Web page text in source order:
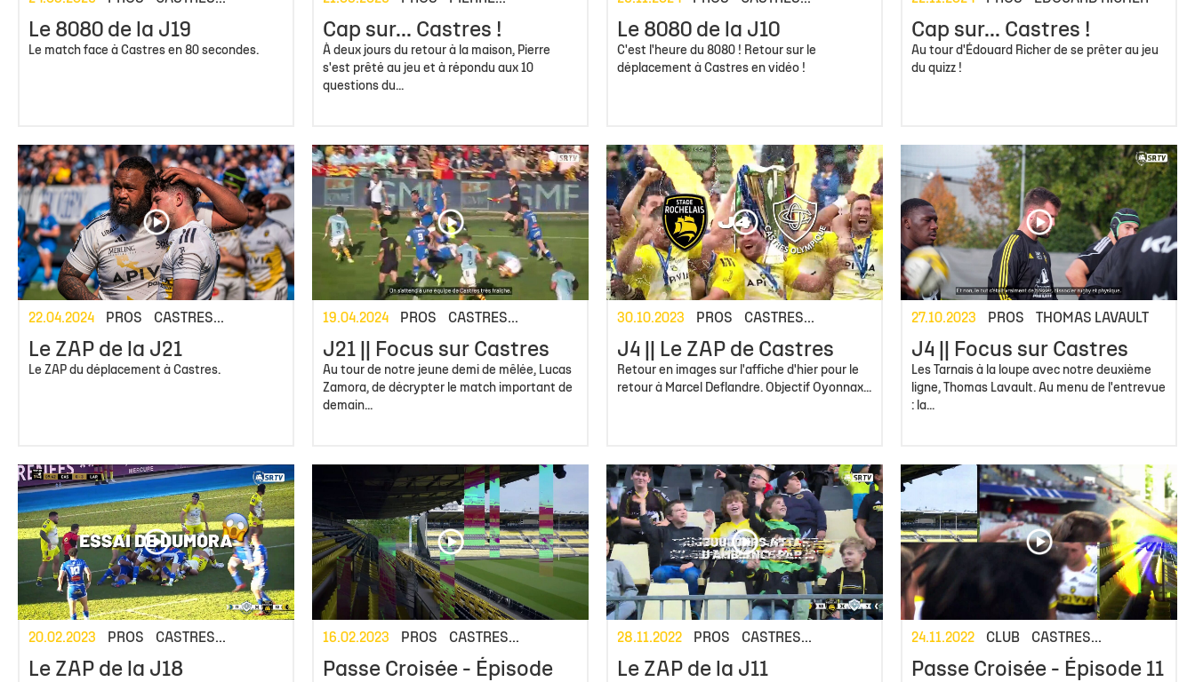
Le 8080 de la J19
Le match face à Castres en 80 secondes.
Cap sur... Castres !
À deux jours du retour à la maison, Pierre
s'est prêté au jeu et à répondu aux 10
questions du...
Le 8080 de la J10
C'est l'heure du 8080 ! Retour sur le
déplacement à Castres en vidéo !
Cap sur... Castres !
Au tour d'Édouard Richer de se prêter au jeu
du quizz !
22.04.2024 PROS CASTRES...
Le ZAP de la J21
Le ZAP du déplacement à Castres.
19.04.2024 PROS CASTRES...
J21 || Focus sur Castres
Au tour de notre jeune demi de mêlée, Lucas
Zamora, de décrypter le match important de
demain...
30.10.2023 PROS CASTRES...
J4 || Le ZAP de Castres
Retour en images sur l'affiche d'hier pour le
retour à Marcel Deflandre. Objectif Oyonnax...
27.10.2023 PROS THOMAS LAVAULT
J4 || Focus sur Castres
Les Tarnais à la loupe avec notre deuxième
ligne, Thomas Lavault. Au menu de l'entrevue
: la...
20.02.2023 PROS CASTRES...
Le ZAP de la J18
16.02.2023 PROS CASTRES...
Passe Croisée - Épisode
28.11.2022 PROS CASTRES...
Le ZAP de la J11
24.11.2022 CLUB CASTRES...
Passe Croisée - Épisode 11